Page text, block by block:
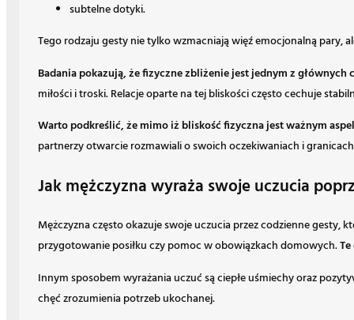
subtelne dotyki.
Tego rodzaju gesty nie tylko wzmacniają więź emocjonalną pary,
Badania pokazują, że fizyczne zbliżenie jest jednym z
miłości i troski. Relacje oparte na tej bliskości często cechuje
Warto podkreślić, że mimo iż bliskość fizyczna jest ważnym
partnerzy otwarcie rozmawiali o swoich oczekiwaniach i
Jak mężczyzna wyraża swoje uczucia
Mężczyzna często okazuje swoje uczucia przez codzienne gesty,
przygotowanie posiłku czy pomoc w obowiązkach domowych.
Innym sposobem wyrażania uczuć są ciepłe uśmiechy oraz
chęć zrozumienia potrzeb ukochanej.